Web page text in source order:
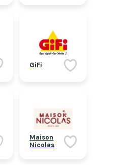
GiFi
Maison
Nicolas